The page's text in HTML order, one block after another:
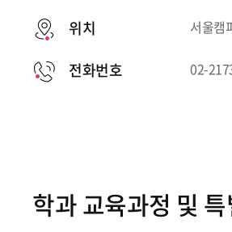
위치 서울캠
전화번호 02-
학과 교육과정 및